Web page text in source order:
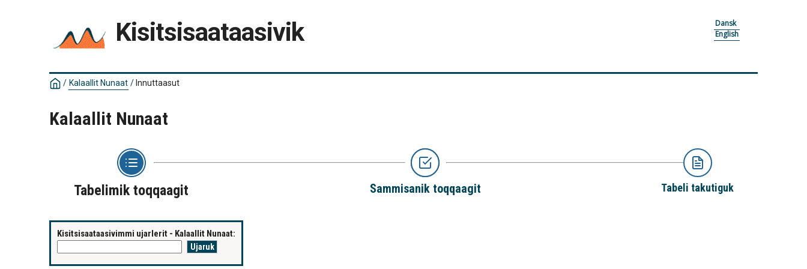
Kisitsisaataasivik
Dansk
English
/ Kalaallit Nunaat / Innuttaasut
Kalaallit Nunaat
Tabelimik toqqaagit Sammisanik toqqaagit Tabeli takutiguk
Kisitsisaataasivimmi ujarlerit - Kalaallit Nunaat: